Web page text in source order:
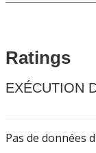
Ratings
EXÉCUTION
Pas de données